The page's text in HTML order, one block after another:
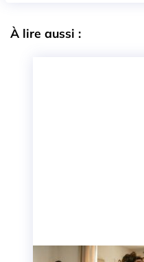
À lire aussi :